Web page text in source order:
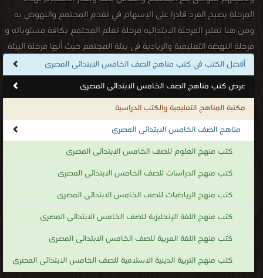
المرحلة يصبح الفرد قادرا على الإسهام في تقدم المجتمع والنهوض به
ومن هنا تعتبر المرحلة الابتدائيه مرحلة تعلم المجتمع بكافة مستوياته و
مرحلة النهضة التعليمية والريادية في بيئة المجتمع حيث أنها مرحلة البيئة
الثانية للطالب بعد الأسرة كما أنها مرحلة البداية في تكوينه الشخصي
من سن السادسة بداية التكليف إلى الثانية عشر سن التمييز من عمره
حيث أنها تشمل الطفولة الوسطى والطفولة المتأخرة [6ــ12] وتعتبرهذه
المرحلة بداية النقش العلمي والفكري في ذهن الطالب والذي يستمر
معه طوال حياته العمرية فهي مرحلة الحقل الخصيب الذي يجب أن
نغرس فيه بذور حياته الاجتماعية المستقبلية وهذا لايمكن أن يتحقق إلا
من خلال معلم معدا إعدادا يتوافق مع هذه الأهداف النبيلة وغايتها
المنشودة فمما سبق يتضح لنا ان المرحلة الابتدائية تعتبر الخطوة الأولى
للمسارالتعليمي و العلمي والفكري للطالب. وزارة التربية والتعليم هي
في جمهورية مصر العربية، وهي أيضًا المسئولة عن إعطاء الرخص التعليمية
للأكاديميات والمعاهد المتوسطة والعالية بالتعاون مع وزارة التعليم
العالى.
كتب مناهج الصف الخامس الابتدائى المصرى
أفضل الكتب في كتب مناهج الصف الخامس الابتدائى المصرى
عرض كتب مناهج الصف الخامس الابتدائى المصرى
مكتبة المناهج التعليمية والكتب الدراسية
مناهج الصف الخامس الابتدائى المصرى
كتب منهج العلوم للصف الخامس الابتدائى المصرى
كتب منهج الدراسات للصف الخامس الابتدائى المصرى
كتب منهج الرياضيات للصف الخامس الابتدائى المصرى
كتب منهج اللغة الإنجليزية للصف الخامس الابتدائى المصرى
كتب منهج اللغة العربية للصف الخامس الابتدائى المصرى
كتب منهج التربية الدينية الاسلامية للصف الخامس الابتدائى المصرى